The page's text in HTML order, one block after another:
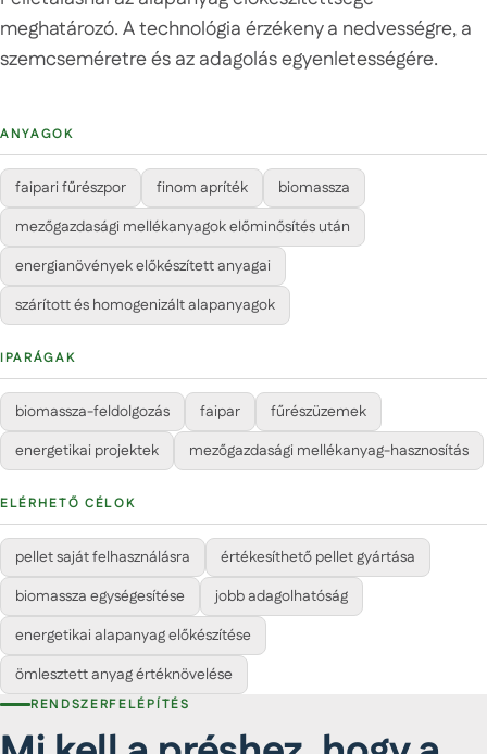
meghatározó. A technológia érzékeny a nedvességre, a
szemcseméretre és az adagolás egyenletességére.
ANYAGOK
faipari fűrészpor finom apríték
biomassza
mezőgazdasági mellékanyagok előminősítés után
energianövények előkészített anyagai
szárított és homogenizált alapanyagok
IPARÁGAK
biomassza-feldolgozás faipar
fűrészüzemek
energetikai projektek
mezőgazdasági mellékanyag-hasznosítás
ELÉRHETŐ CÉLOK
pellet saját felhasználásra
értékesíthető pellet gyártása
biomassza egységesítése
jobb adagolhatóság
energetikai alapanyag előkészítése
ömlesztett anyag értéknövelése
RENDSZERFELÉPÍTÉS